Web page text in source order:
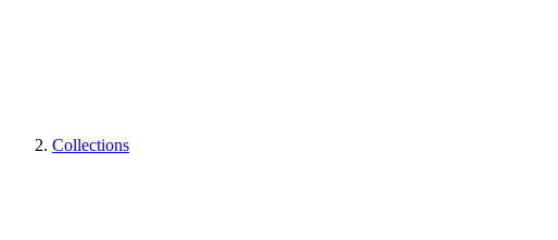
Collections